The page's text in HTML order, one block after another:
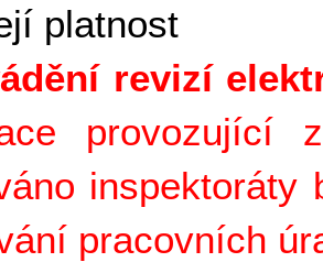
platnost
revizí
pracovních